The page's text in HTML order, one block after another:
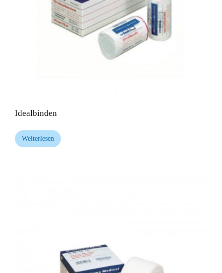
Idealbinden
Weiterlesen